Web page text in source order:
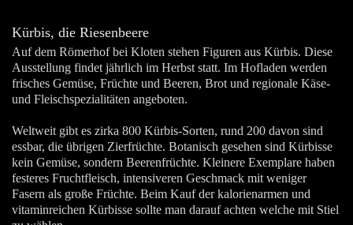
Kürbis, die Riesenbeere
Auf dem Römerhof bei Kloten stehen Figuren aus Kürbis. Diese
Ausstellung findet jährlich im Herbst statt. Im Hofladen werden
frisches Gemüse, Früchte und Beeren, Brot und regionale Käse-
und Fleischspezialitäten angeboten.
Weltweit gibt es zirka 800 Kürbis-Sorten, rund 200 davon sind
essbar, die übrigen Zierfrüchte. Botanisch gesehen sind Kürbisse
kein Gemüse, sondern Beerenfrüchte. Kleinere Exemplare haben
festeres Fruchtfleisch, intensiveren Geschmack mit weniger
Fasern als große Früchte. Beim Kauf der kalorienarmen und
vitaminreichen Kürbisse sollte man darauf achten welche mit Stiel